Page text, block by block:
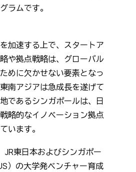
ラムです。
加速する上で、スタートア
や拠点戦略は、グローバル
めに欠かせない要素となっ
南アジアは急成長を遂げて
であるシンガポールは、日
略的なイノベーション拠点
います。
JR東日本およびシンガポー
）の大学発ベンチャー育成